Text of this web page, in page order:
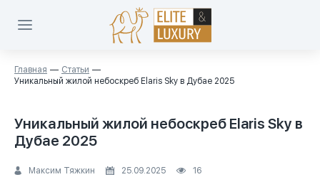
Главная
Статьи
Уникальный жилой небоскреб Elaris Sky в Дубае 2025
Уникальный жилой небоскреб Elaris Sky в
Дубае 2025
Максим Тяжкин 25.09.2025 16